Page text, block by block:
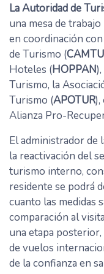
La Autoridad de
una mesa de
en coordinación
de Turismo (
Hoteles (HOPPAN
Turismo, la
Turismo (APOTUR
Alianza Pro-
El administrador de
la reactivación del
turismo interno,
residente se podrá
cuanto las medidas
comparación al
una etapa
de vuelos
de la confianza en